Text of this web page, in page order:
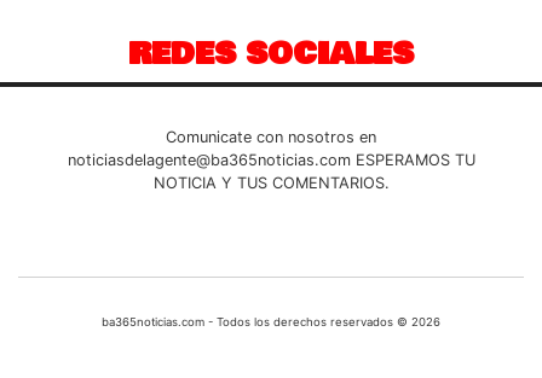
REDES SOCIALES
Comunicate con nosotros en
noticiasdelagente@ba365noticias.comESPERAMOS TU
NOTICIA Y TUS COMENTARIOS.
ba365noticias.com - Todos los derechos reservados © 2026